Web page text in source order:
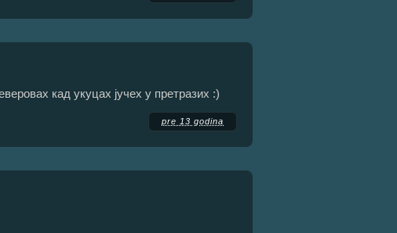
кад укуцах јучех у претразих :)
pre 13 godina